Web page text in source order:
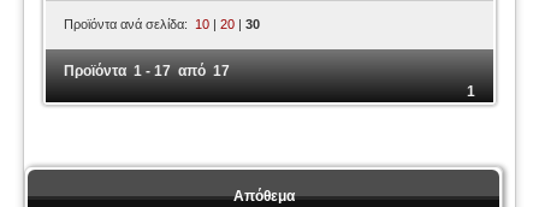
Προϊόντα ανά σελίδα: 10 |20 |30
Προϊόντα 1 - 17 από 17
1
Απόθεμα